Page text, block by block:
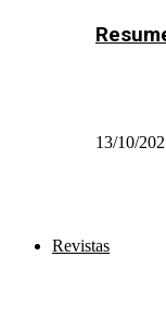
13/10/
Revistas